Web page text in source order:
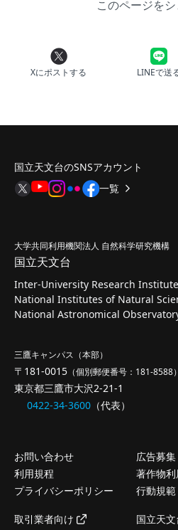
このページを
Xにポストする LINEで送
国立天文台のSNSアカウント
一覧
大学共同利用機関法人 自然科学研究機構
国立天文台
Inter-University Research
National Institutes of Natural
National Astronomical
三鷹キャンパス（本部）
〒181-0015 （個別郵便番号：181-8588）
東京都三鷹市大沢2-21-1
0422-34-3600 （代表）
お問い合わせ
広告募集
利用規程
著作物
プライバシーポリシー
行動規範
取引業者向け
国立天